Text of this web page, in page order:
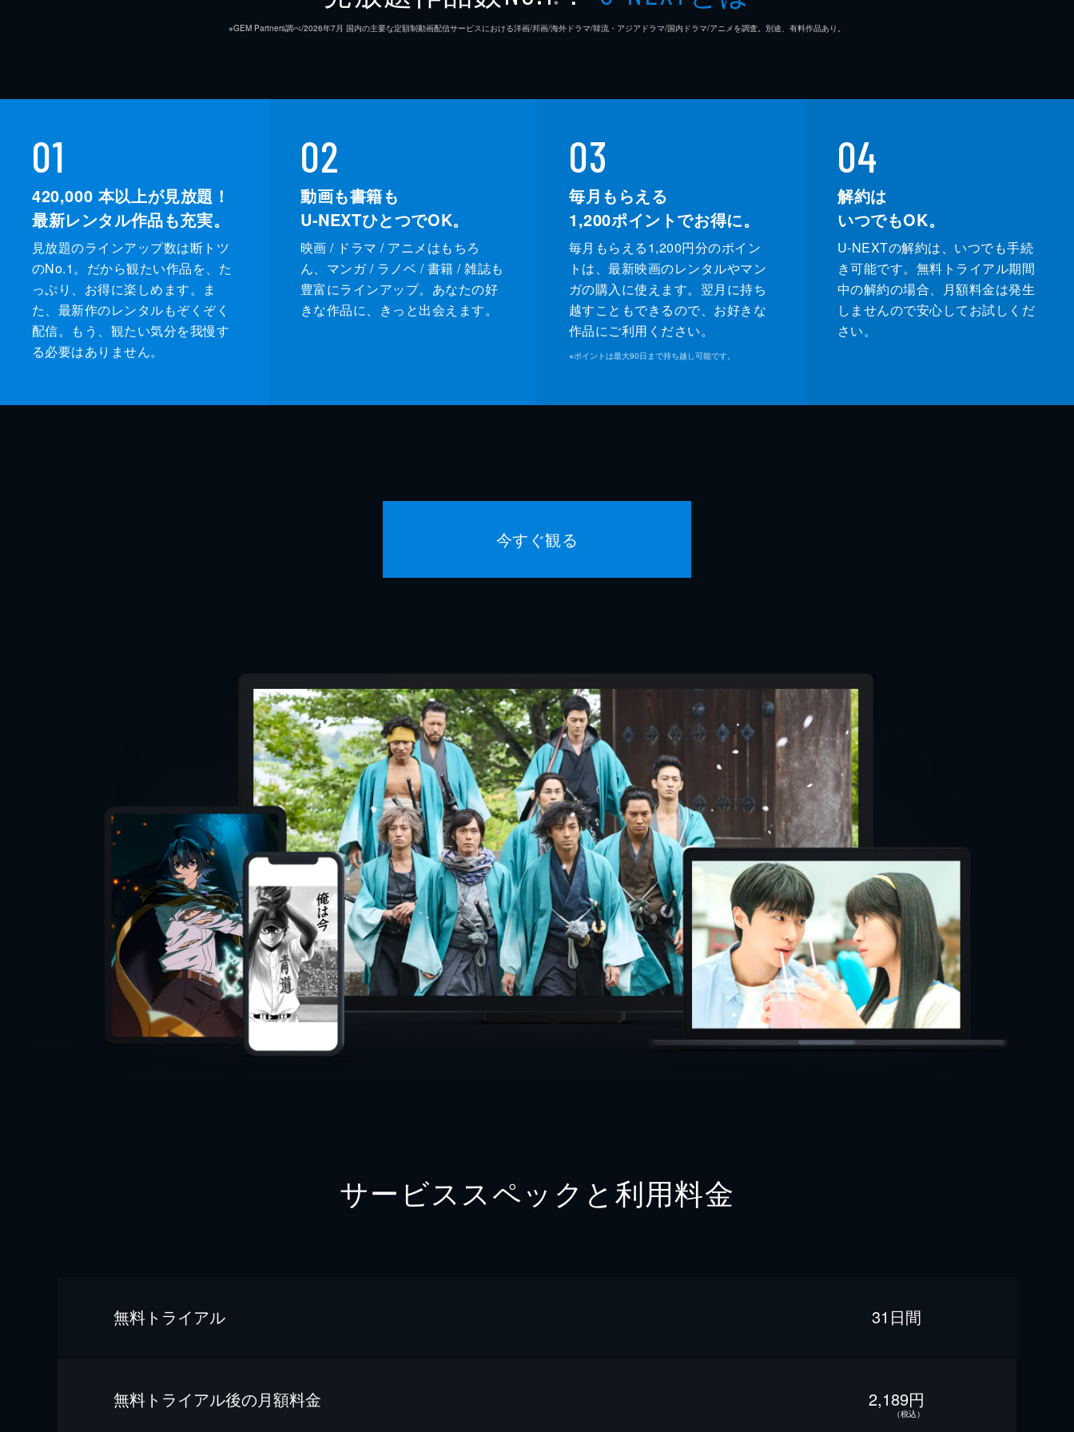
※GEM Partners調べ/2026年7⽉ 国内の主要な定額制動画配信サービスにおける洋画/邦画/海外ドラマ/韓流・アジアドラマ/国内ドラマ/アニメを調査。別途、有料作品あり。
01
420,000 本以上が見放題！
最新レンタル作品も充実。
見放題のラインアップ数は断トツ
のNo.1。だから観たい作品を、た
っぷり、お得に楽しめます。ま
た、最新作のレンタルもぞくぞく
配信。もう、観たい気分を我慢す
る必要はありません。
02
動画も書籍も
U-NEXTひとつでOK。
映画 / ドラマ / アニメはもちろ
ん、マンガ / ラノベ / 書籍 / 雑誌も
豊富にラインアップ。あなたの好
きな作品に、きっと出会えます。
03
毎月もらえる
1,200ポイントでお得に。
毎月もらえる1,200円分のポイン
トは、最新映画のレンタルやマン
ガの購入に使えます。翌月に持ち
越すこともできるので、お好きな
作品にご利用ください。
※ポイントは最大90日まで持ち越し可能です。
04
解約は
いつでもOK。
U-NEXTの解約は、いつでも手続
き可能です。無料トライアル期間
中の解約の場合、月額料金は発生
しませんので安心してお試しくだ
さい。
今すぐ観る
サービススペックと利用料金
無料トライアル 31日間
無料トライアル後の⽉額料金 2,189円
（税込）